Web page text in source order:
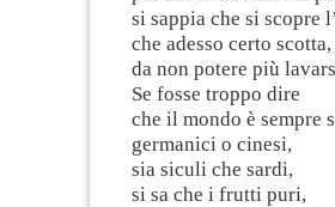
si sappia che si scopre
che adesso certo
da non potere più
Se fosse troppo dire
che il mondo è sempre
germanici o cinesi,
sia siculi che sardi,
si sa che i frutti puri,